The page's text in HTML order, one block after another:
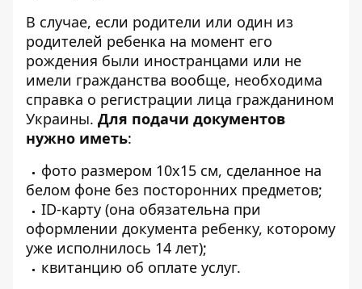
В случае, если родители или один из
родителей ребенка на момент его
рождения были иностранцами или не
имели гражданства вообще, необходима
справка о регистрации лица гражданином
Украины. Для подачи документов
нужно иметь:
фото размером 10х15 см, сделанное на
белом фоне без посторонних предметов;
ID-карту (она обязательна при
оформлении документа ребенку, которому
уже исполнилось 14 лет);
квитанцию ​​об оплате услуг.